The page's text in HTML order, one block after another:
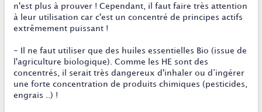
n'est plus à prouver ! Cependant, il faut faire très attention
à leur utilisation car c'est un concentré de principes actifs
extrêmement puissant !
- Il ne faut utiliser que des huiles essentielles Bio (issue de
l'agriculture biologique). Comme les HE sont des
concentrés, il serait très dangereux d'inhaler ou d’ingérer
une forte concentration de produits chimiques (pesticides,
engrais ..) !